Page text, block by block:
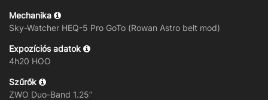
Mechanika
Sky-Watcher HEQ-5 Pro GoTo (Rowan Astro belt mod)
Expozíciós adatok
4h20 HOO
Szűrők
ZWO Duo-Band 1.25”